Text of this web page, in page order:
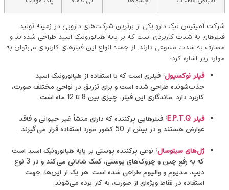
شرکت آمیتیس نیک دارو یکی از برترین شرکت‌های دارویی در زمینه تولید
فیلرهای به شدت کاربردی است که بر پایه هیالورونیک اسید طراحی شده‌اند و
مصارف به شدت متنوعی دارند. از جمله انواع این فیلرهای کاربردی می‌توان به
موارد زیر اشاره کرد:
فیلر نوکسیول: فیلری است که با استفاده از هیالورونیک اسید
جذب‌شونده طراحی شده است و برای تزریق در نواحی مختلف صورت،
کاربرد دارد. ماندگاری این فیلر، چیزی بین 8 تا 12 ماه است.
فیلر E. P.T.Q
: فیلرهایی پرکننده که دارای منشأ غیر حیوانی و فاقد
عوارض هستند و در بیش از 50 کشور مورد استفاده قرار می‌گیرند.
ژل‌های سیتوسال: نوعی پرکننده پوستی بر پایه هیالورونیک اسید است
که به رفع چین و چروک‌های پوستی، کمک شایانی می‌کند و در 3 نوع
دیپ، مدیوم و والیوم طراحی شده است. هر یک از این‌ها، جهت
استفاده در نقاط ویژه‌ای از صورت، به کار برده می‌شوند.